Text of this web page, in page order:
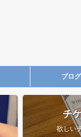
ブログ
チ
欲しい